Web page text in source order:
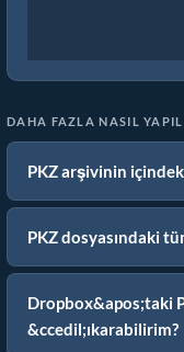
DAHA FAZLA NASIL
PKZ arşivinin
PKZ dosyasındaki
Dropbox&apos;taki
&ccedil;ıkarabilirim?